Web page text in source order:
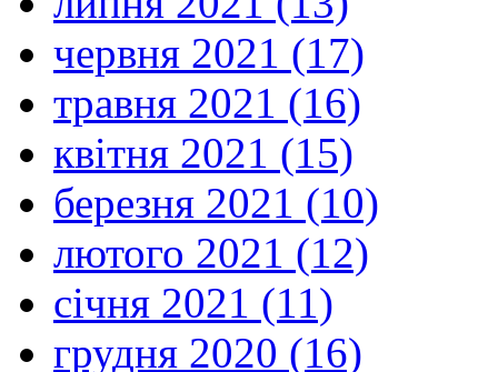
червня 2021 (17)
травня 2021 (16)
квітня 2021 (15)
березня 2021 (10)
лютого 2021 (12)
січня 2021 (11)
грудня 2020 (16)